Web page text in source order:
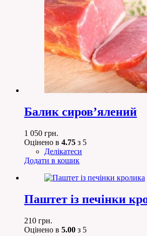
Балик сиров’ялений
1 050 грн.
Оцінено в 4.75 з 5
Делікатеси
Додати в кошик
Паштет із печінки
210 грн.
Оцінено в 5.00 з 5